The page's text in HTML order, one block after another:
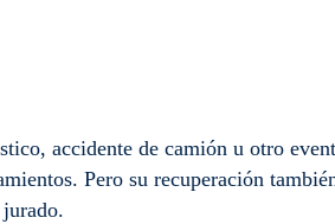
accidente de camión u otro
Pero su recuperación
jurado.